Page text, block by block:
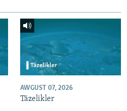
AWGUST 07, 2026
Täzelikler